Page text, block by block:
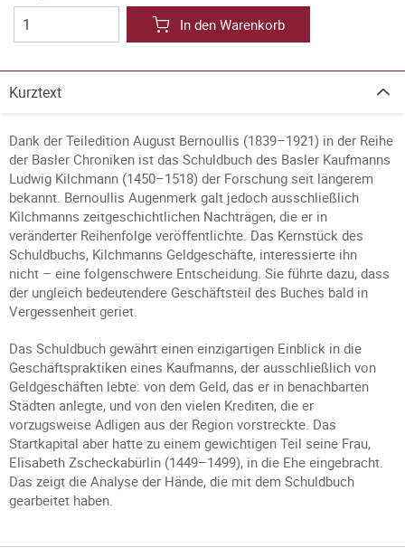
In den Warenkorb
Kurztext
Dank der Teiledition August Bernoullis (1839–1921) in der Reihe
der Basler Chroniken ist das Schuldbuch des Basler Kaufmanns
Ludwig Kilchmann (1450–1518) der Forschung seit längerem
bekannt. Bernoullis Augenmerk galt jedoch ausschließlich
Kilchmanns zeitgeschichtlichen Nachträgen, die er in
veränderter Reihenfolge veröffentlichte. Das Kernstück des
Schuldbuchs, Kilchmanns Geldgeschäfte, interessierte ihn
nicht – eine folgenschwere Entscheidung. Sie führte dazu, dass
der ungleich bedeutendere Geschäftsteil des Buches bald in
Vergessenheit geriet.
Das Schuldbuch gewährt einen einzigartigen Einblick in die
Geschäftspraktiken eines Kaufmanns, der ausschließlich von
Geldgeschäften lebte: von dem Geld, das er in benachbarten
Städten anlegte, und von den vielen Krediten, die er
vorzugsweise Adligen aus der Region vorstreckte. Das
Startkapital aber hatte zu einem gewichtigen Teil seine Frau,
Elisabeth Zscheckabürlin (1449–1499), in die Ehe eingebracht.
Das zeigt die Analyse der Hände, die mit dem Schuldbuch
gearbeitet haben.